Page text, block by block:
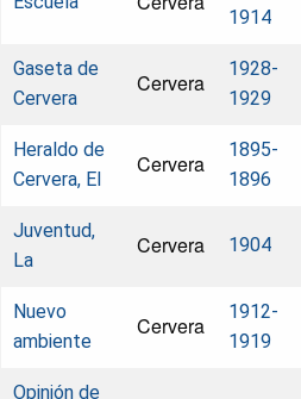
1914
Gaseta de
Cervera
Cervera
1928-
1929
Heraldo de
Cervera, El
Cervera
1895-
1896
Juventud,
La
Cervera 1904
Nuevo
ambiente
Cervera
1912-
1919
Opinión de